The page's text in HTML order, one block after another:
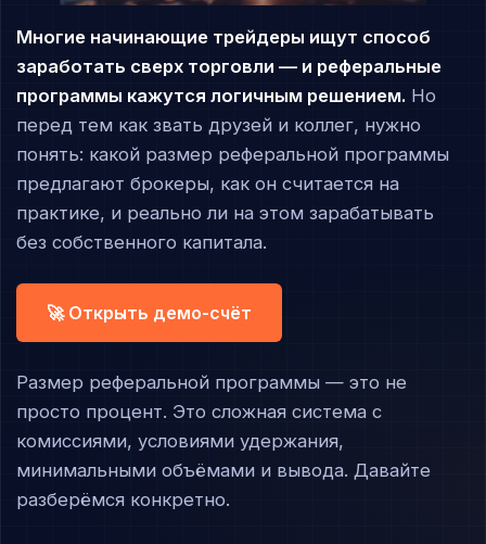
Многие начинающие трейдеры ищут способ
заработать сверх торговли — и реферальные
программы кажутся логичным решением. Но
перед тем как звать друзей и коллег, нужно
понять: какой размер реферальной программы
предлагают брокеры, как он считается на
практике, и реально ли на этом зарабатывать
без собственного капитала.
🚀 Открыть демо-счёт
Размер реферальной программы — это не
просто процент. Это сложная система с
комиссиями, условиями удержания,
минимальными объёмами и вывода. Давайте
разберёмся конкретно.